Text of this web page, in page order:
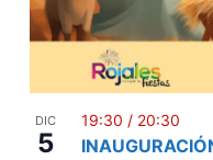
DIC
5
19:30 / 20:30